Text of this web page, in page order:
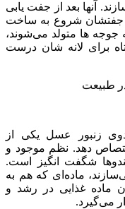
آنها بعد از جفت یابی
جفتشان شروع به ساخت
جوجه ها متولد می‌شوند،
برای لانه شان درست
زنبور عسل یکی از
دهد. نظم موجود و
شگفت انگیز است.
ماده‌ای که هم به
ماده غذایی در رشد و
می‌گیرد.